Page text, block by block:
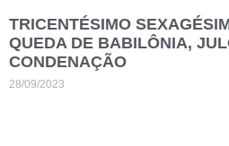
TRICENTÉSIMO
QUEDA DE BABILÔNIA,
CONDENAÇÃO
28/09/2023